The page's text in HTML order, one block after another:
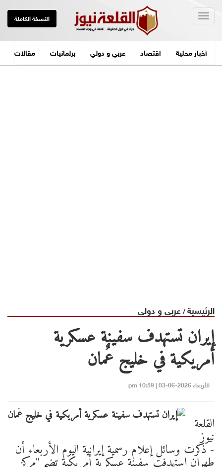
النسخة الكاملة
أخبار محلية اقتصاد عربي و دولي برلمانيات مقالات
الرئيسية/ عربي و دولي
إيران تستهدف سفينة عسكرية
أمريكية في خليج عٌمان
الأربعاء 2026-06-03 | 10:59 pm
القلعة
نيوز
- ذكرت ‌وسائل إعلام رسمية ​إيرانية ​اليوم الأربعاء ⁠أن ​